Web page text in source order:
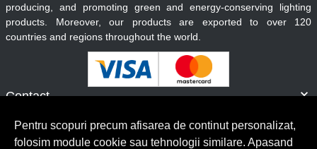
Contact
Servicii clienti
producing, and promoting green and energy-conserving lighting
products. Moreover, our products are exported to over 120
countries and regions throughout the world.
Pentru scopuri precum afisarea de continut personalizat,
folosim module cookie sau tehnologii similare. Apasand